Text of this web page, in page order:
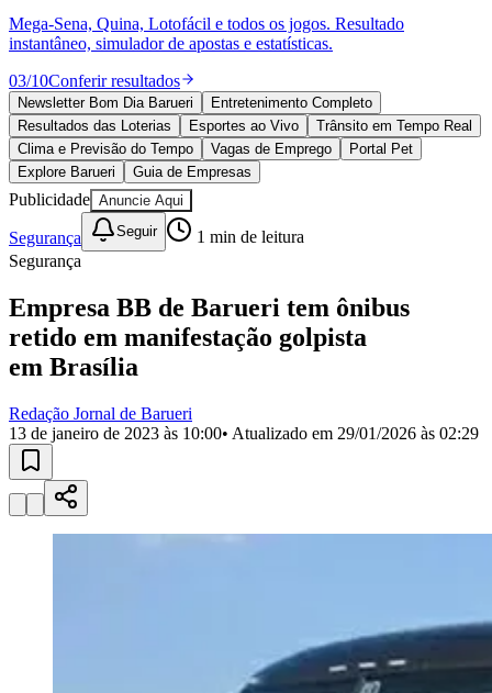
Política
Esportes
Saúde
Segurança
Cultura
Meio Ambiente
Obras
Educação
Bairros de Barueri
AldeiaAldeia da SerraAldeia de BarueriAlphavilleBairro
JubranBelvalBethaville
Vista CalifórniaCarapicuíba
MilitarItapeviJandiraJardim Audir
CalifórniaJardim dos AltosJardim dos CamargosJardim
JulioJardim Líbano
MutingaJardim Paraíso
LuísJardim São Pedro
Jardim TupanciMutingaNova AldeinhaOsascoParque dos
Mega-Sena, Quina, Lotofácil e todos os jogos. Resultado
instantâneo, simulador de apostas e estatísticas.
03/10Conferir resultados
Newsletter Bom Dia Barueri
Entretenimento Completo
Resultados das Loterias
Esportes ao Vivo
Trânsito em Tempo Real
Clima e Previsão do Tempo
Vagas de Emprego
Portal Pet
Explore Barueri
Guia de Empresas
Publicidade Anuncie Aqui
Segurança Seguir 1 min de leitura
Segurança
Empresa BB de Barueri tem ônibus
retido em manifestação golpista
em Brasília
Redação Jornal de Barueri
13 de janeiro de 2023 às 10:00• Atualizado em 29/01/2026 às 02:29